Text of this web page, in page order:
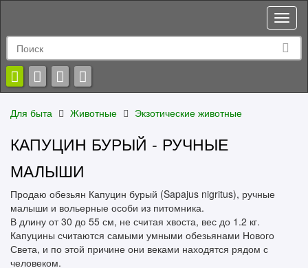
Для быта Животные Экзотические животные
КАПУЦИН БУРЫЙ - РУЧНЫЕ
МАЛЫШИ
Продаю обезьян Капуцин бурый (Sapajus nigritus), ручные
малыши и вольерные особи из питомника.
В длину от 30 до 55 см, не считая хвоста, вес до 1.2 кг.
Капуцины считаются самыми умными обезьянами Нового
Света, и по этой причине они веками находятся рядом с
человеком.